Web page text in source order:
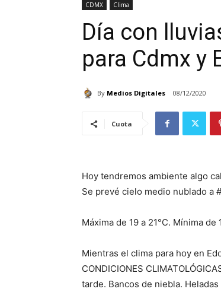
CDMX Clima
Día con
para Cdmx y
By Medios Digitales 08/12/2020
Cuota
Hoy tendremos ambiente algo
Se prevé cielo medio nublado a
Máxima de 19 a 21°C. Mínima de
Mientras el clima para hoy en
CONDICIONES
tarde. Bancos de niebla.